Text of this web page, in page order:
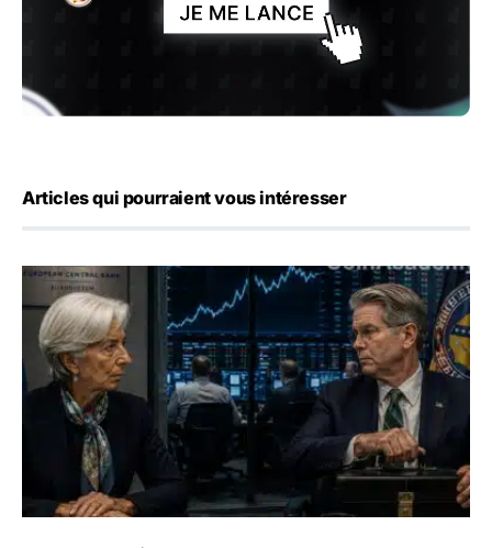
Articles qui pourraient vous intéresser
Yen : Washington a vendu des euros sans prévenir la